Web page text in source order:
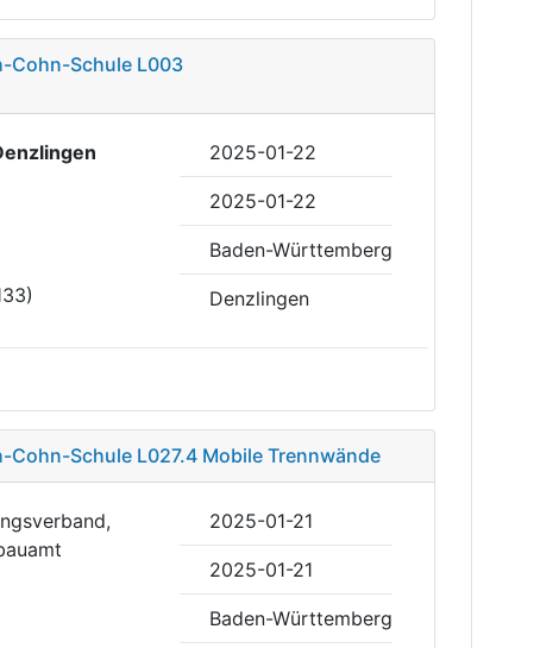
Cohn-Schule L003
2025-01-22
2025-01-22
Baden-Württemberg
Denzlingen
Cohn-Schule L027.4 Mobile Trennwände
2025-01-21
2025-01-21
Baden-Württemberg